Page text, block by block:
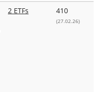
2 ETFs 410
(27.02.26)